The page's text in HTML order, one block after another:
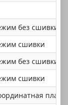
без сшивки
сшивки
без сшивки
сшивки